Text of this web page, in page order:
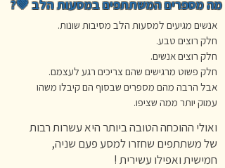
מה מספרים המשתתפים במסעות הלב 💚?
אנשים מגיעים למסעות הלב מסיבות שונות.
חלק רוצים טבע.
חלק רוצים אנשים.
חלק פשוט מרגישים שהם צריכים רגע לעצמם.
אבל הרבה מהם מספרים שבסוף הם קיבלו משהו
עמוק יותר ממה שציפו.
ואולי ההוכחה הטובה ביותר היא עשרות רבות
של משתתפים שחזרו למסע פעם שניה,
חמישית ואפילו עשירית !